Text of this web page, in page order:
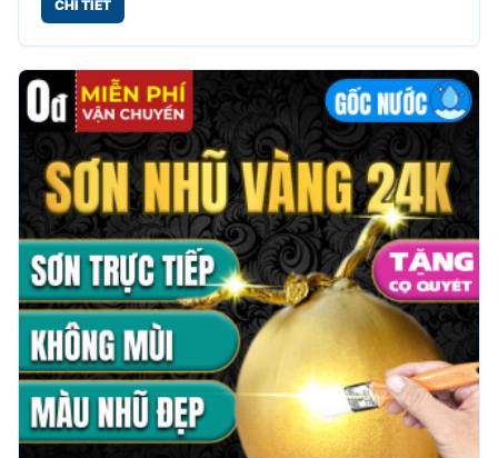
giúp quá trình thi công trở nên đơn giản và an toàn hơn.
CHI TIẾT